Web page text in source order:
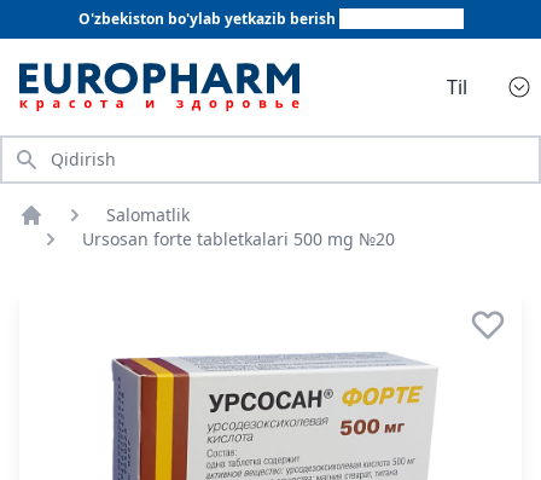
O'zbekiston bo'ylab yetkazib berish
Til
Qidirish
Bosh sahifa
Salomatlik
Ursosan forte tabletkalari 500 mg №20